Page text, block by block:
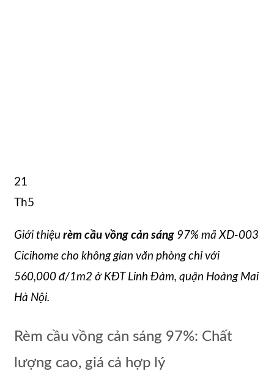
21
Th5
Giới thiệu rèm cầu vồng cản sáng 97% mã XD-003
Cicihome cho không gian văn phòng chỉ với
560,000 đ/1m2 ở KĐT Linh Đàm, quận Hoàng Mai
Hà Nội.
Rèm cầu vồng cản sáng 97%: Chất
lượng cao, giá cả hợp lý